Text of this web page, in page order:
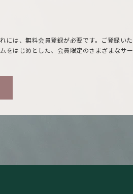
には、無料会員登録が必要です。ご登録いた
をはじめとした、会員限定のさまざまなサー